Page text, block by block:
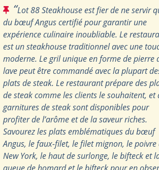
“Lot 88 Steakhouse est fier de ne servir
du bœuf Angus certifié pour garantir une
expérience culinaire inoubliable. Le
est un steakhouse traditionnel avec une
moderne. Le gril unique en forme de pierre
lave peut être commandé avec la plupart
plats de steak. Le restaurant prépare des
de steak comme les clients le souhaitent, et
garnitures de steak sont disponibles pour
profiter de l’arôme et de la saveur riches.
Savourez les plats emblématiques du bœuf
Angus, le faux-filet, le filet mignon, le poivre
New York, le haut de surlonge, le bifteck et